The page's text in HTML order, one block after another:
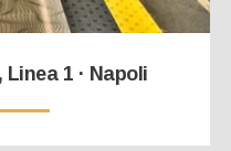
1 · Napoli